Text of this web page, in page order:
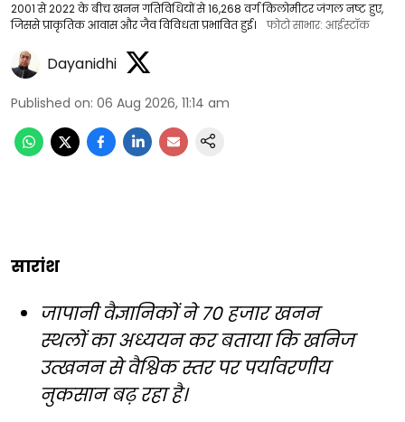
2001 से 2022 के बीच खनन गतिविधियों से 16,268 वर्ग किलोमीटर जंगल नष्ट हुए,
जिससे प्राकृतिक आवास और जैव विविधता प्रभावित हुई।
फोटो साभार: आईस्टॉक
Dayanidhi
Published on: 06 Aug 2026, 11:14 am
सारांश
जापानी वैज्ञानिकों ने 70 हजार खनन
स्थलों का अध्ययन कर बताया कि खनिज
उत्खनन से वैश्विक स्तर पर पर्यावरणीय
नुकसान बढ़ रहा है।